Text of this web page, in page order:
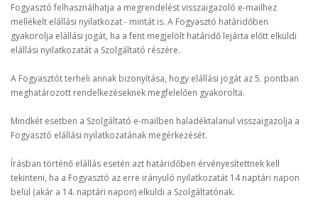
Fogyasztó felhasználhatja a megrendelést visszaigazoló e-mailhez
mellékelt elállási nyilatkozat - mintát is. A Fogyasztó határidőben
gyakorolja elállási jogát, ha a fent megjelölt határidő lejárta előtt elküldi
elállási nyilatkozatát a Szolgáltató részére.
A Fogyasztót terheli annak bizonyítása, hogy elállási jogát az 5. pontban
meghatározott rendelkezéseknek megfelelően gyakorolta.
Mindkét esetben a Szolgáltató e-mailben haladéktalanul visszaigazolja a
Fogyasztó elállási nyilatkozatának megérkezését.
Írásban történő elállás esetén azt határidőben érvényesítettnek kell
tekinteni, ha a Fogyasztó az erre irányuló nyilatkozatát 14 naptári napon
belül (akár a 14. naptári napon) elküldi a Szolgáltatónak.